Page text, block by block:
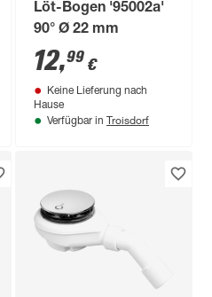
Löt-Bogen '95002a'
90° Ø 22 mm
12,99 €
Keine Lieferung nach
Hause
Verfügbar in Troisdorf